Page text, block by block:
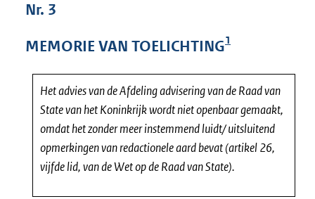
Nr. 3
MEMORIE VAN TOELICHTING1
Het advies van de Afdeling advisering van de Raad van
State van het Koninkrijk wordt niet openbaar gemaakt,
omdat het zonder meer instemmend luidt/ uitsluitend
opmerkingen van redactionele aard bevat (artikel 26,
vijfde lid, van de Wet op de Raad van State).